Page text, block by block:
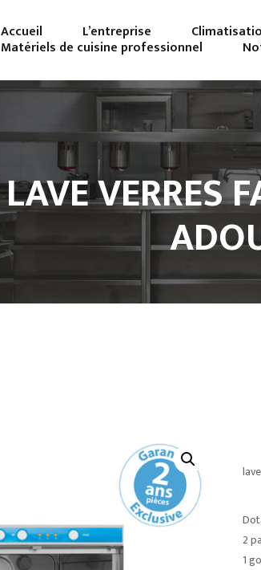
Accueil L’entreprise
Particuliers
Professionnels
Matériels de cuisine professionnel
LAVE VERRES
2
1